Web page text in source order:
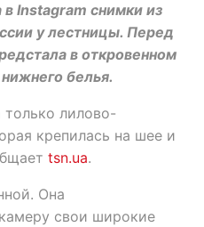
Instagram снимки из
у лестницы. Перед
в откровенном
белья.
лилово-
крепилась на шее и
tsn.ua.
Она
свои широкие